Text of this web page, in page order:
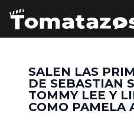
SALEN LAS
DE SEBASTIAN
TOMMY LEE Y
COMO PAMELA